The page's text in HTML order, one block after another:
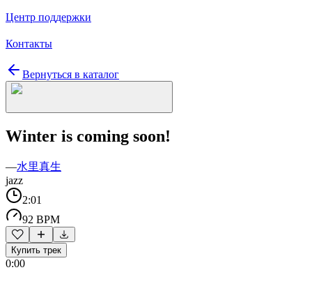
Центр поддержки
Контакты
Вернуться в каталог
Winter is coming soon!
—水里真生
jazz
2:01
92 BPM
Купить трек
0:00